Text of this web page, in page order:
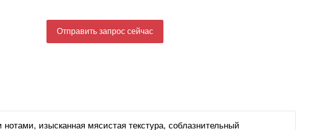
Отправить запрос сейчас
изысканная мясистая текстура, соблазнительный